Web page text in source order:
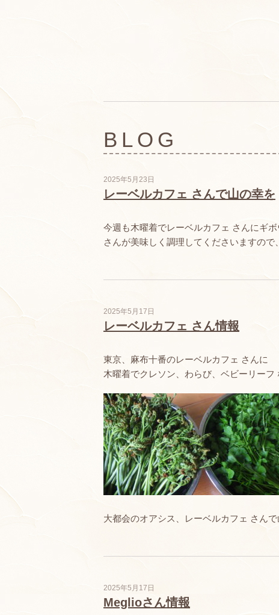
BLOG
2025年5月23日
レーベルカフェ さんで山の幸を
今週も木曜着でレーベルカフェ さんにギ
さんが美味しく調理してくださいますので
2025年5月17日
レーベルカフェ さん情報
東京、麻布十番のレーベルカフェ さんに
木曜着でクレソン、わらび、ベビーリーフ
大都会のオアシス、レーベルカフェ さん
2025年5月17日
Meglioさん情報